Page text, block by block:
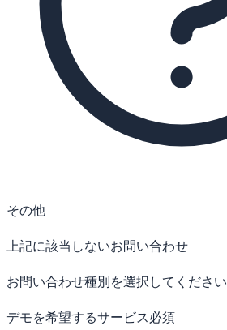
その他
上記に該当しないお問い合わせ
お問い合わせ種別を選択してください
デモを希望するサービス必須